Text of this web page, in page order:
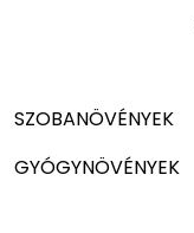
SZOBANÖVÉNYEK
GYÓGYNÖVÉNYEK